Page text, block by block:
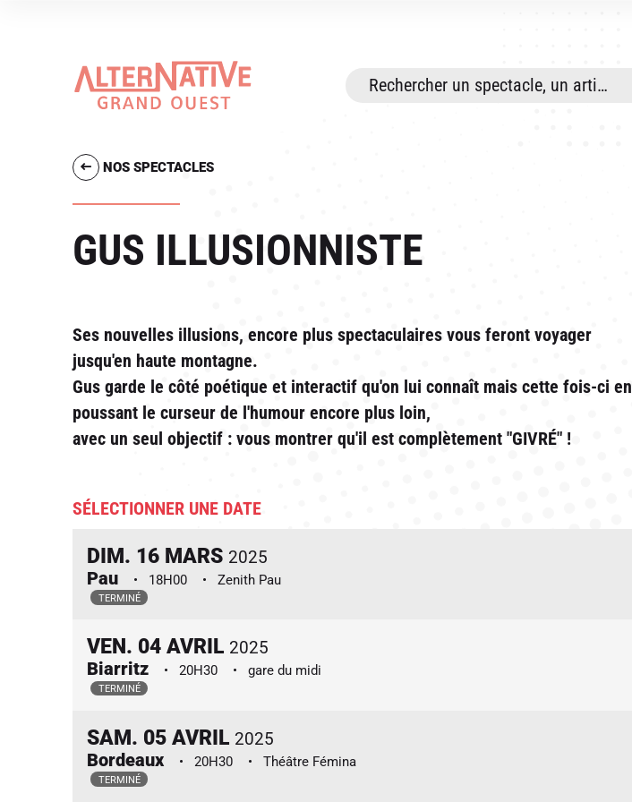
NOS SPECTACLES
GUS ILLUSIONNISTE
Ses nouvelles illusions, encore plus spectaculaires vous feront voyager
jusqu'en haute montagne.
Gus garde le côté poétique et interactif qu'on lui connaît mais cette fois-ci en
poussant le curseur de l'humour encore plus loin,
avec un seul objectif : vous montrer qu'il est complètement "GIVRÉ" !
SÉLECTIONNER UNE DATE
DIM. 16 MARS 2025
Pau
18H00 Zenith Pau
TERMINÉ
VEN. 04 AVRIL 2025
Biarritz
20H30 gare du midi
TERMINÉ
SAM. 05 AVRIL 2025
Bordeaux
20H30 Théâtre Fémina
TERMINÉ